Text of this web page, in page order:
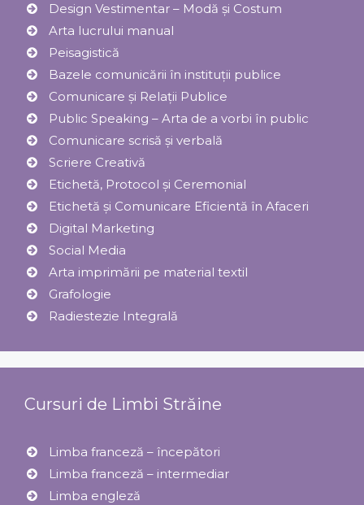
Design Vestimentar – Modă şi Costum
Arta lucrului manual
Peisagistică
Bazele comunicării în instituții publice
Comunicare și Relaţii Publice
Public Speaking – Arta de a vorbi în public
Comunicare scrisă și verbală
Scriere Creativă
Etichetă, Protocol şi Ceremonial
Etichetă și Comunicare Eficientă în Afaceri
Digital Marketing
Social Media
Arta imprimării pe material textil
Grafologie
Radiestezie Integrală
Cursuri de Limbi Străine
Limba franceză – începători
Limba franceză – intermediar
Limba engleză